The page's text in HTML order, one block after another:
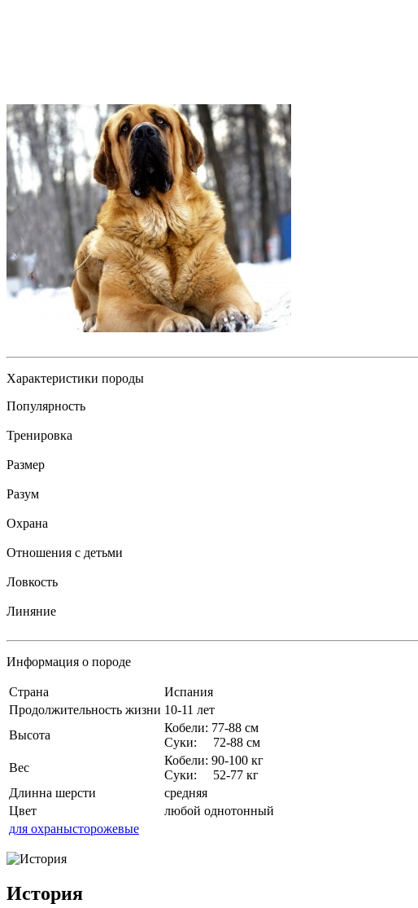
Характеристики породы
Популярность
Тренировка
Размер
Разум
Охрана
Отношения с детьми
Ловкость
Линяние
Информация о породе
Страна
Испания
Продолжительность жизни 10-11 лет
Высота
Кобели: 77-88 см
Суки: 72-88 см
Вес
Кобели: 90-100 кг
Суки: 52-77 кг
Длинна шерсти
средняя
Цвет
любой однотонный
для охранысторожевые
История